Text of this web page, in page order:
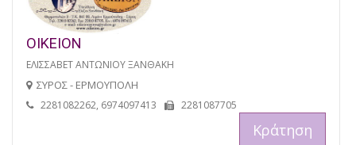
ΟΙΚΕΙΟΝ
ΕΛΙΣΣΑΒΕΤ ΑΝΤΩΝΙΟΥ ΞΑΝΘΑΚΗ
ΣΥΡΟΣ - ΕΡΜΟΥΠΟΛΗ
2281082262, 6974097413 2281087705
Κράτηση